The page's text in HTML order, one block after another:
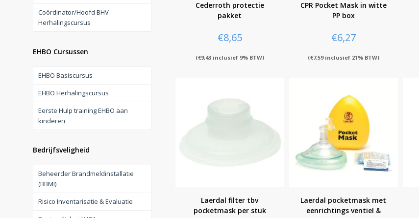
Cederroth protectie
pakket
€8,65
(€9,43inclusief 9% BTW)
CPR Pocket Mask in witte
PP box
€6,27
(€7,59inclusief 21% BTW)
Laerdal filter tbv
pocketmask per stuk
Laerdal pocketmask met
eenrichtings ventiel &
Coördinator/Hoofd BHV
Herhalingscursus
EHBO Cursussen
EHBO Basiscursus
EHBO Herhalingscursus
Eerste Hulp training EHBO aan
kinderen
Bedrijfsveligheid
Beheerder Brandmeldinstallatie
(BBMI)
Risico Inventarisatie & Evaluatie